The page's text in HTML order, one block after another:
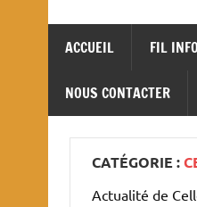
ACCUEIL FIL INFO
NOUS CONTACTER
CATÉGORIE :
Actualité de